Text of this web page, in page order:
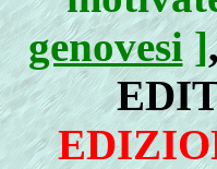
genovesi]